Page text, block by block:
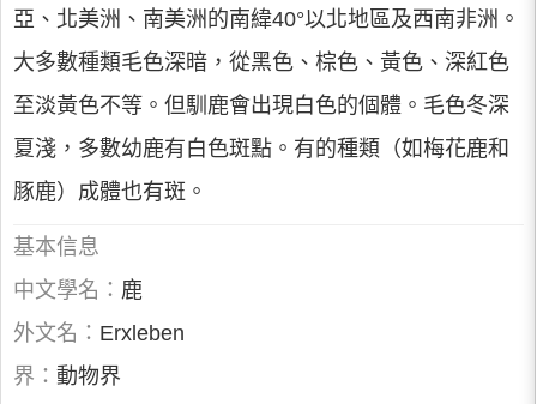
亞、北美洲、南美洲的南緯40°以北地區及西南非洲。
大多數種類毛色深暗，從黑色、棕色、黃色、深紅色
至淡黃色不等。但馴鹿會出現白色的個體。毛色冬深
夏淺，多數幼鹿有白色斑點。有的種類（如梅花鹿和
豚鹿）成體也有斑。
基本信息
中文學名： 鹿
外文名： Erxleben
界： 動物界